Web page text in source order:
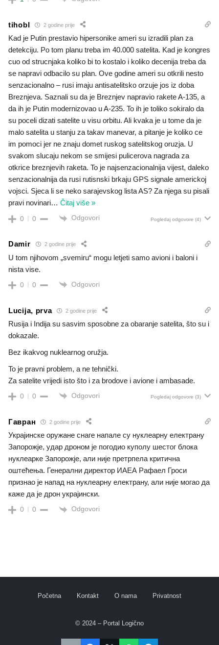
tihobl 2 godine prije
Kad je Putin prestavio hipersonike ameri su izradili plan za
detekciju. Po tom planu treba im 40.000 satelita. Kad je kongres
cuo od strucnjaka koliko bi to kostalo i koliko decenija treba da
se napravi odbacilo su plan. Ove godine ameri su otkrili nesto
senzacionalno – rusi imaju antisatelitsko orzuje jos iz doba
Breznjeva. Saznali su da je Breznjev napravio rakete A-135, a
da ih je Putin modernizovao u A-235. To ih je toliko sokiralo da
su poceli dizati satelite u visu orbitu. Ali kvaka je u tome da je
malo satelita u stanju za takav manevar, a pitanje je koliko ce
im pomoci jer ne znaju domet ruskog satelitskog oruzja. U
svakom slucaju nekom se smijesi pulicerova nagrada za
otkrice breznjevih raketa. To je najsenzacionalnija vijest, daleko
senzacionalnija da rusi rutisnski brkaju GPS signale americkoj
vojsci. Sjeca li se neko sarajevskog lista AS? Za njega su pisali
pravi novinari… Čitaj više »
0 0 Odgovori Pogledaj odgovore (4)
Damir 2 godine prije
U tom njihovom „svemiru“ mogu letjeti samo avioni i baloni i
nista vise.
0 0 Odgovori
Lucija, prva 2 godine prije
Rusija i Indija su sasvim sposobne za obaranje satelita, što su i
dokazale.
Bez ikakvog nuklearnog oružja.
To je pravni problem, a ne tehnički.
Za satelite vrijedi isto što i za brodove i avione i ambasade.
0 0 Odgovori Pogledaj odgovore (3)
Гавран 2 godine prije
Украјинске оружане снаге напале су нуклеарну електрану
Запорожје, удар дроном је погодио куполу шестог блока
нуклеарке Запорожје, али није претрпела критична
оштећења. Генерални директор ИАЕА Рафаел Гроси
признао је напад на нуклеарну електрану, али није могао да
каже да је дрон украјински.
0 0 Odgovori
Početna Kontakt O nama Privatnost
© 2024 – Portal Logično